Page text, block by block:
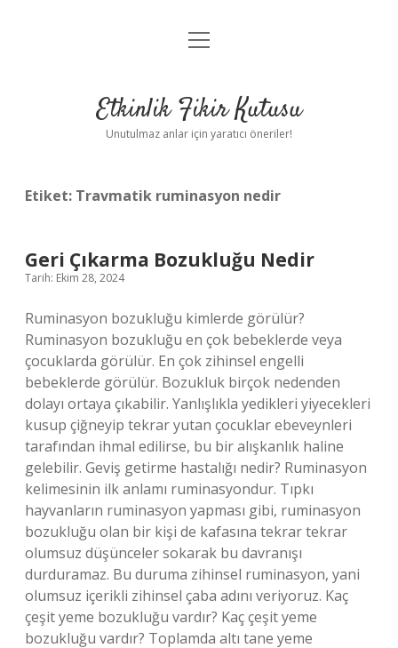
Anasayfa
Yasal Uyarı
menüyü
Etkinlik Fikir Kutusu
Unutulmaz anlar için yaratıcı öneriler!
Etiket: Travmatik ruminasyon nedir
Geri Çıkarma Bozukluğu Nedir
Tarih: Ekim 28, 2024
Ruminasyon bozukluğu kimlerde görülür?
Ruminasyon bozukluğu en çok bebeklerde veya
çocuklarda görülür. En çok zihinsel engelli
bebeklerde görülür. Bozukluk birçok nedenden
dolayı ortaya çıkabilir. Yanlışlıkla yedikleri yiyecekleri
kusup çiğneyip tekrar yutan çocuklar ebeveynleri
tarafından ihmal edilirse, bu bir alışkanlık haline
gelebilir. Geviş getirme hastalığı nedir? Ruminasyon
kelimesinin ilk anlamı ruminasyondur. Tıpkı
hayvanların ruminasyon yapması gibi, ruminasyon
bozukluğu olan bir kişi de kafasına tekrar tekrar
olumsuz düşünceler sokarak bu davranışı
durduramaz. Bu duruma zihinsel ruminasyon, yani
olumsuz içerikli zihinsel çaba adını veriyoruz. Kaç
çeşit yeme bozukluğu vardır? Kaç çeşit yeme
bozukluğu vardır? Toplamda altı tane yeme